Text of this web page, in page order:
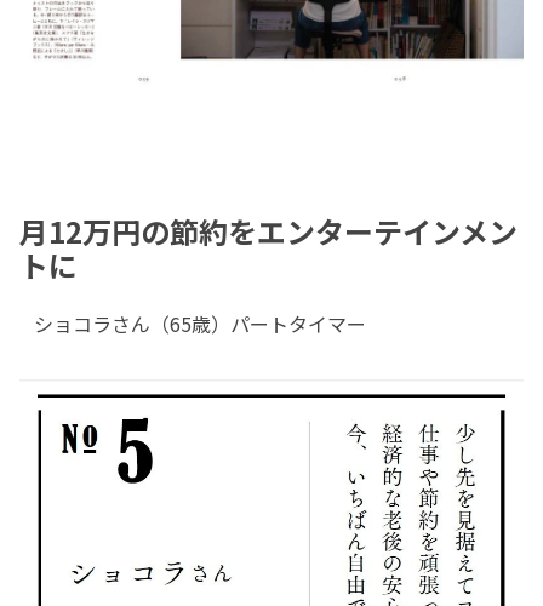
月12万円の節約をエンターテインメン
トに
ショコラさん（65歳）パートタイマー